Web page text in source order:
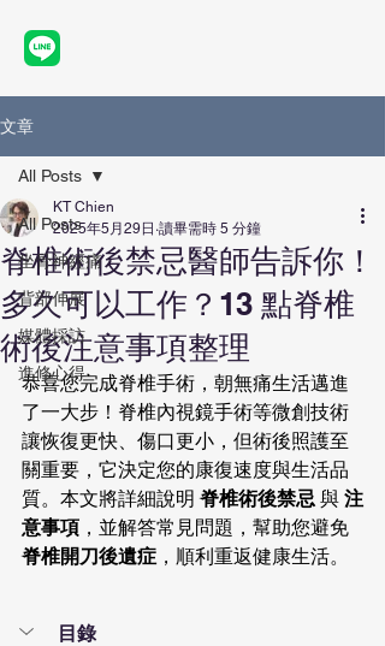
文章
All Posts
坐骨神經痛
背部伸展
媒體採訪
進修心得
All Posts
脊椎術後禁忌醫師告訴你！
多久可以工作？13 點脊椎
術後注意事項整理
KT Chien
2025年5月29日 讀畢需時 5 分鐘
恭喜您完成脊椎手術，朝無痛生活邁進
了一大步！脊椎內視鏡手術等微創技術
讓恢復更快、傷口更小，但術後照護至
關重要，它決定您的康復速度與生活品
質。本文將詳細說明 脊椎術後禁忌 與 注
意事項 ，並解答常見問題，幫助您避免
脊椎開刀後遺症 ，順利重返健康生活。
目錄